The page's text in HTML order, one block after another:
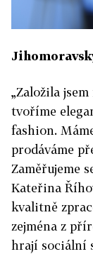
„Založila
tvoříme
fashion.
prodáváme
Zaměřujeme
Kateřina
kvalitně
zejména z
hrají sociální